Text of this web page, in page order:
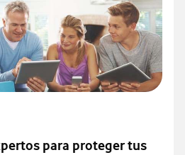
para proteger tus